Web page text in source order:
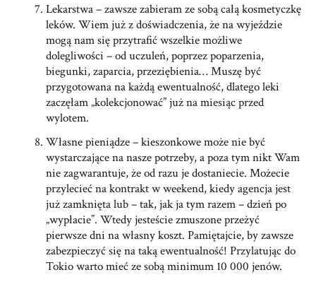
Lekarstwa – zawsze zabieram ze sobą całą kosmetyczkę
leków. Wiem już z doświadczenia, że na wyjeździe
mogą nam się przytrafić wszelkie możliwe
dolegliwości – od uczuleń, poprzez poparzenia,
biegunki, zaparcia, przeziębienia… Muszę być
przygotowana na każdą ewentualność, dlatego leki
zaczęłam „kolekcjonować” już na miesiąc przed
wylotem.
Własne pieniądze – kieszonkowe może nie być
wystarczające na nasze potrzeby, a poza tym nikt Wam
nie zagwarantuje, że od razu je dostaniecie. Możecie
przylecieć na kontrakt w weekend, kiedy agencja jest
już zamknięta lub – tak, jak ja tym razem – dzień po
„wypłacie”. Wtedy jesteście zmuszone przeżyć
pierwsze dni na własny koszt. Pamiętajcie, by zawsze
zabezpieczyć się na taką ewentualność! Przylatując do
Tokio warto mieć ze sobą minimum 10 000 jenów.